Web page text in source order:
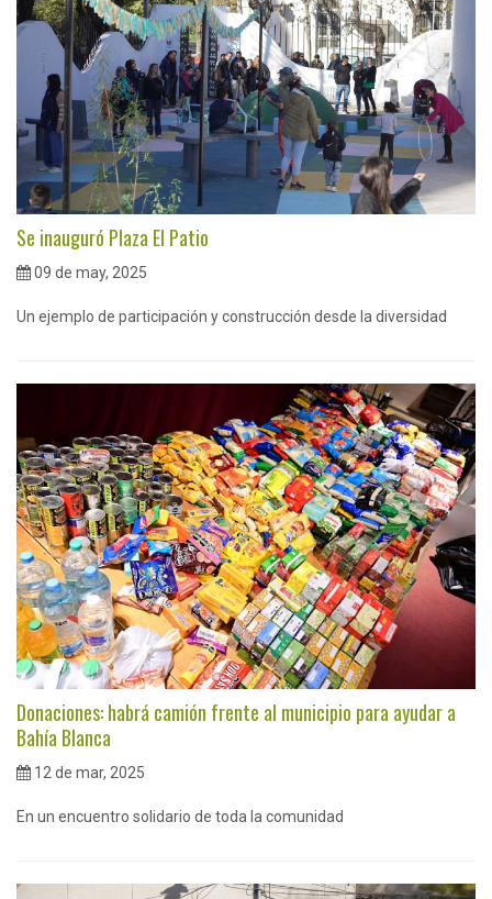
Se inauguró Plaza El Patio
09 de may, 2025
Un ejemplo de participación y construcción desde la diversidad
Donaciones: habrá camión frente al municipio para ayudar a
Bahía Blanca
12 de mar, 2025
En un encuentro solidario de toda la comunidad